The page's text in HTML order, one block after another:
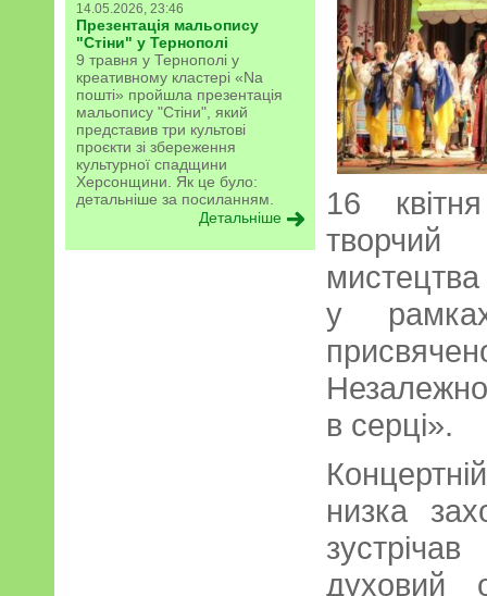
14.05.2026, 23:46
Презентація мальопису
"Стіни" у Тернополі
9 травня у Тернополі у
креативному кластері «Na
пошті» пройшла презентація
мальопису "Стіни", який
представив три культові
проєкти зі збереження
культурної спадщини
Херсонщини. Як це було:
детальніше за посиланням.
Детальніше
16
у
в серці».
низка
духовий